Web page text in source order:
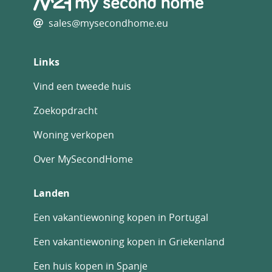
sales@mysecondhome.eu
Links
Vind een tweede huis
Zoekopdracht
Woning verkopen
Over MySecondHome
Landen
Een vakantiewoning kopen in Portugal
Een vakantiewoning kopen in Griekenland
Een huis kopen in Spanje